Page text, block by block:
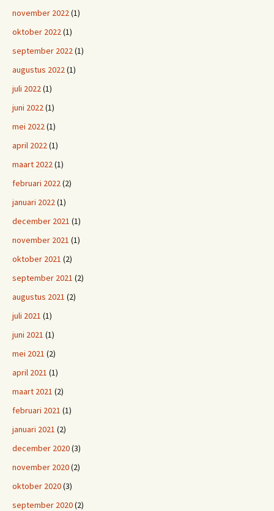
november 2022(1)
oktober 2022(1)
september 2022(1)
augustus 2022(1)
juli 2022(1)
juni 2022(1)
mei 2022(1)
april 2022(1)
maart 2022(1)
februari 2022(2)
januari 2022(1)
december 2021 (1)
november 2021 (1)
oktober 2021 (2)
september 2021 (2)
augustus 2021 (2)
juli 2021 (1)
juni 2021 (1)
mei 2021 (2)
april 2021 (1)
maart 2021 (2)
februari 2021 (1)
januari 2021 (2)
december 2020(3)
november 2020(2)
oktober 2020(3)
september 2020(2)